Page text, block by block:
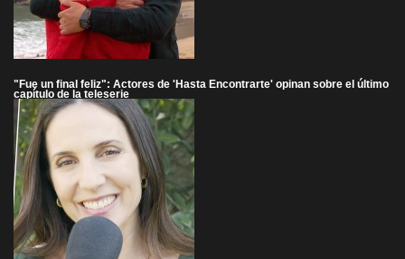
"Fue un final feliz": Actores de 'Hasta Encontrarte' opinan sobre el último
capítulo de la teleserie